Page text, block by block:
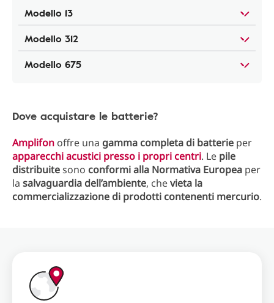
Modello 13
Modello 312
Modello 675
Dove acquistare le batterie?
Amplifon offre una gamma completa di batterie per
apparecchi acustici presso i propri centri. Le pile
distribuitesono conformi alla Normativa Europea per
la salvaguardia dell’ambiente, chevieta la
commercializzazione di prodotti contenenti mercurio.